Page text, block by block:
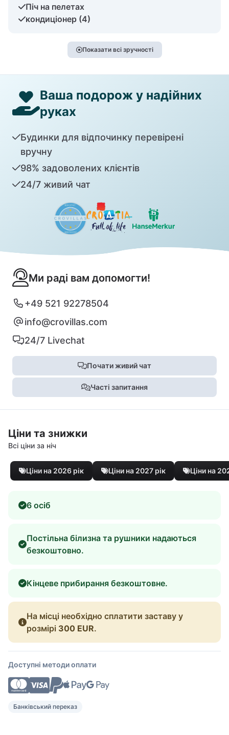
Піч на пелетах
кондиціонер (4)
Показати всі зручності
Ваша подорож у надійних
руках
Будинки для відпочинку перевірені
вручну
98% задоволених клієнтів
24/7 живий чат
Ми раді вам допомогти!
+49 521 92278504
info@crovillas.com
24/7 Livechat
Почати живий чат
Часті запитання
Ціни та знижки
Всі ціни за ніч
Ціни на 2026 рік Ціни на 2027 рік Ціни на
6 осіб
Постільна білизна та рушники надаються
безкоштовно.
Кінцеве прибирання безкоштовне.
На місці необхідно сплатити заставу у
розмірі 300 EUR.
Доступні методи оплати
Банківський переказ